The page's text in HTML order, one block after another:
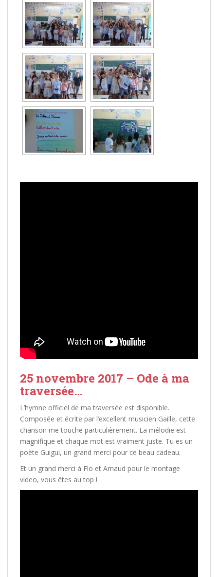
25 novembre 2017 – Ode à ma
traversée…
L’hymne officiel de ma traversée est disponible.
Composée et écrite par l’excellent musicien Gaille, cette
chanson me touche particulièrement. La mélodie est
magnifique et chaque mot est vraiment juste. Tu es un
poète Guigui, un grand merci pour ce beau cadeau.
Et un grand merci à Flo et Arnaud pour le montage
video, vous êtes au top !